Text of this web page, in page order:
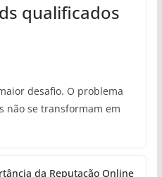
qualificados
desafio. O problema
não se transformam em
da Reputação Online